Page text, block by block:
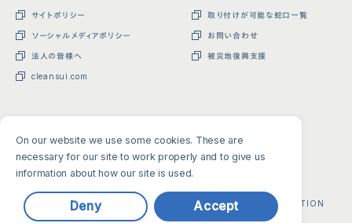
サイトポリシー
ソーシャルメディアポリシー
法人の皆様へ
cleansui.com
取り付けが可能な蛇口一覧
お問い合わせ
被災地復興支援
Copyright(C) MITSUBISHI CHEMICAL CLEANSUI CORPORATION
All Rights Reserved.
On our website we use some cookies. These are
necessary for our site to work properly and to give us
information about how our site is used.
Deny Accept